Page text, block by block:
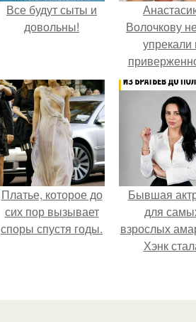
Все будут сыты и
довольны!
Волочкову
упрекали
устаревшим
Платье, которое до
сих пор вызывает
споры спустя годы.
Бывшая
для
взрослых
Хэнк